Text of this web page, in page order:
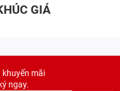
GIÁ
khuyến mãi
ngay.